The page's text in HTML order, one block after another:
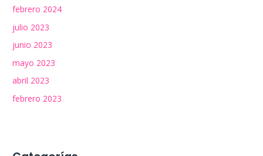
febrero 2024
julio 2023
junio 2023
mayo 2023
abril 2023
febrero 2023